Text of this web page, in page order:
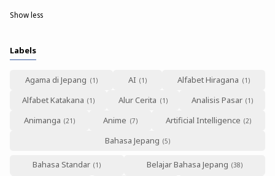
Show less
Labels
Agama di Jepang AI
Alfabet Hiragana
Alfabet Katakana
Alur Cerita
Analisis Pasar
Animanga
Anime
Artificial Intelligence
Bahasa Jepang
Bahasa Standar
Belajar Bahasa Jepang